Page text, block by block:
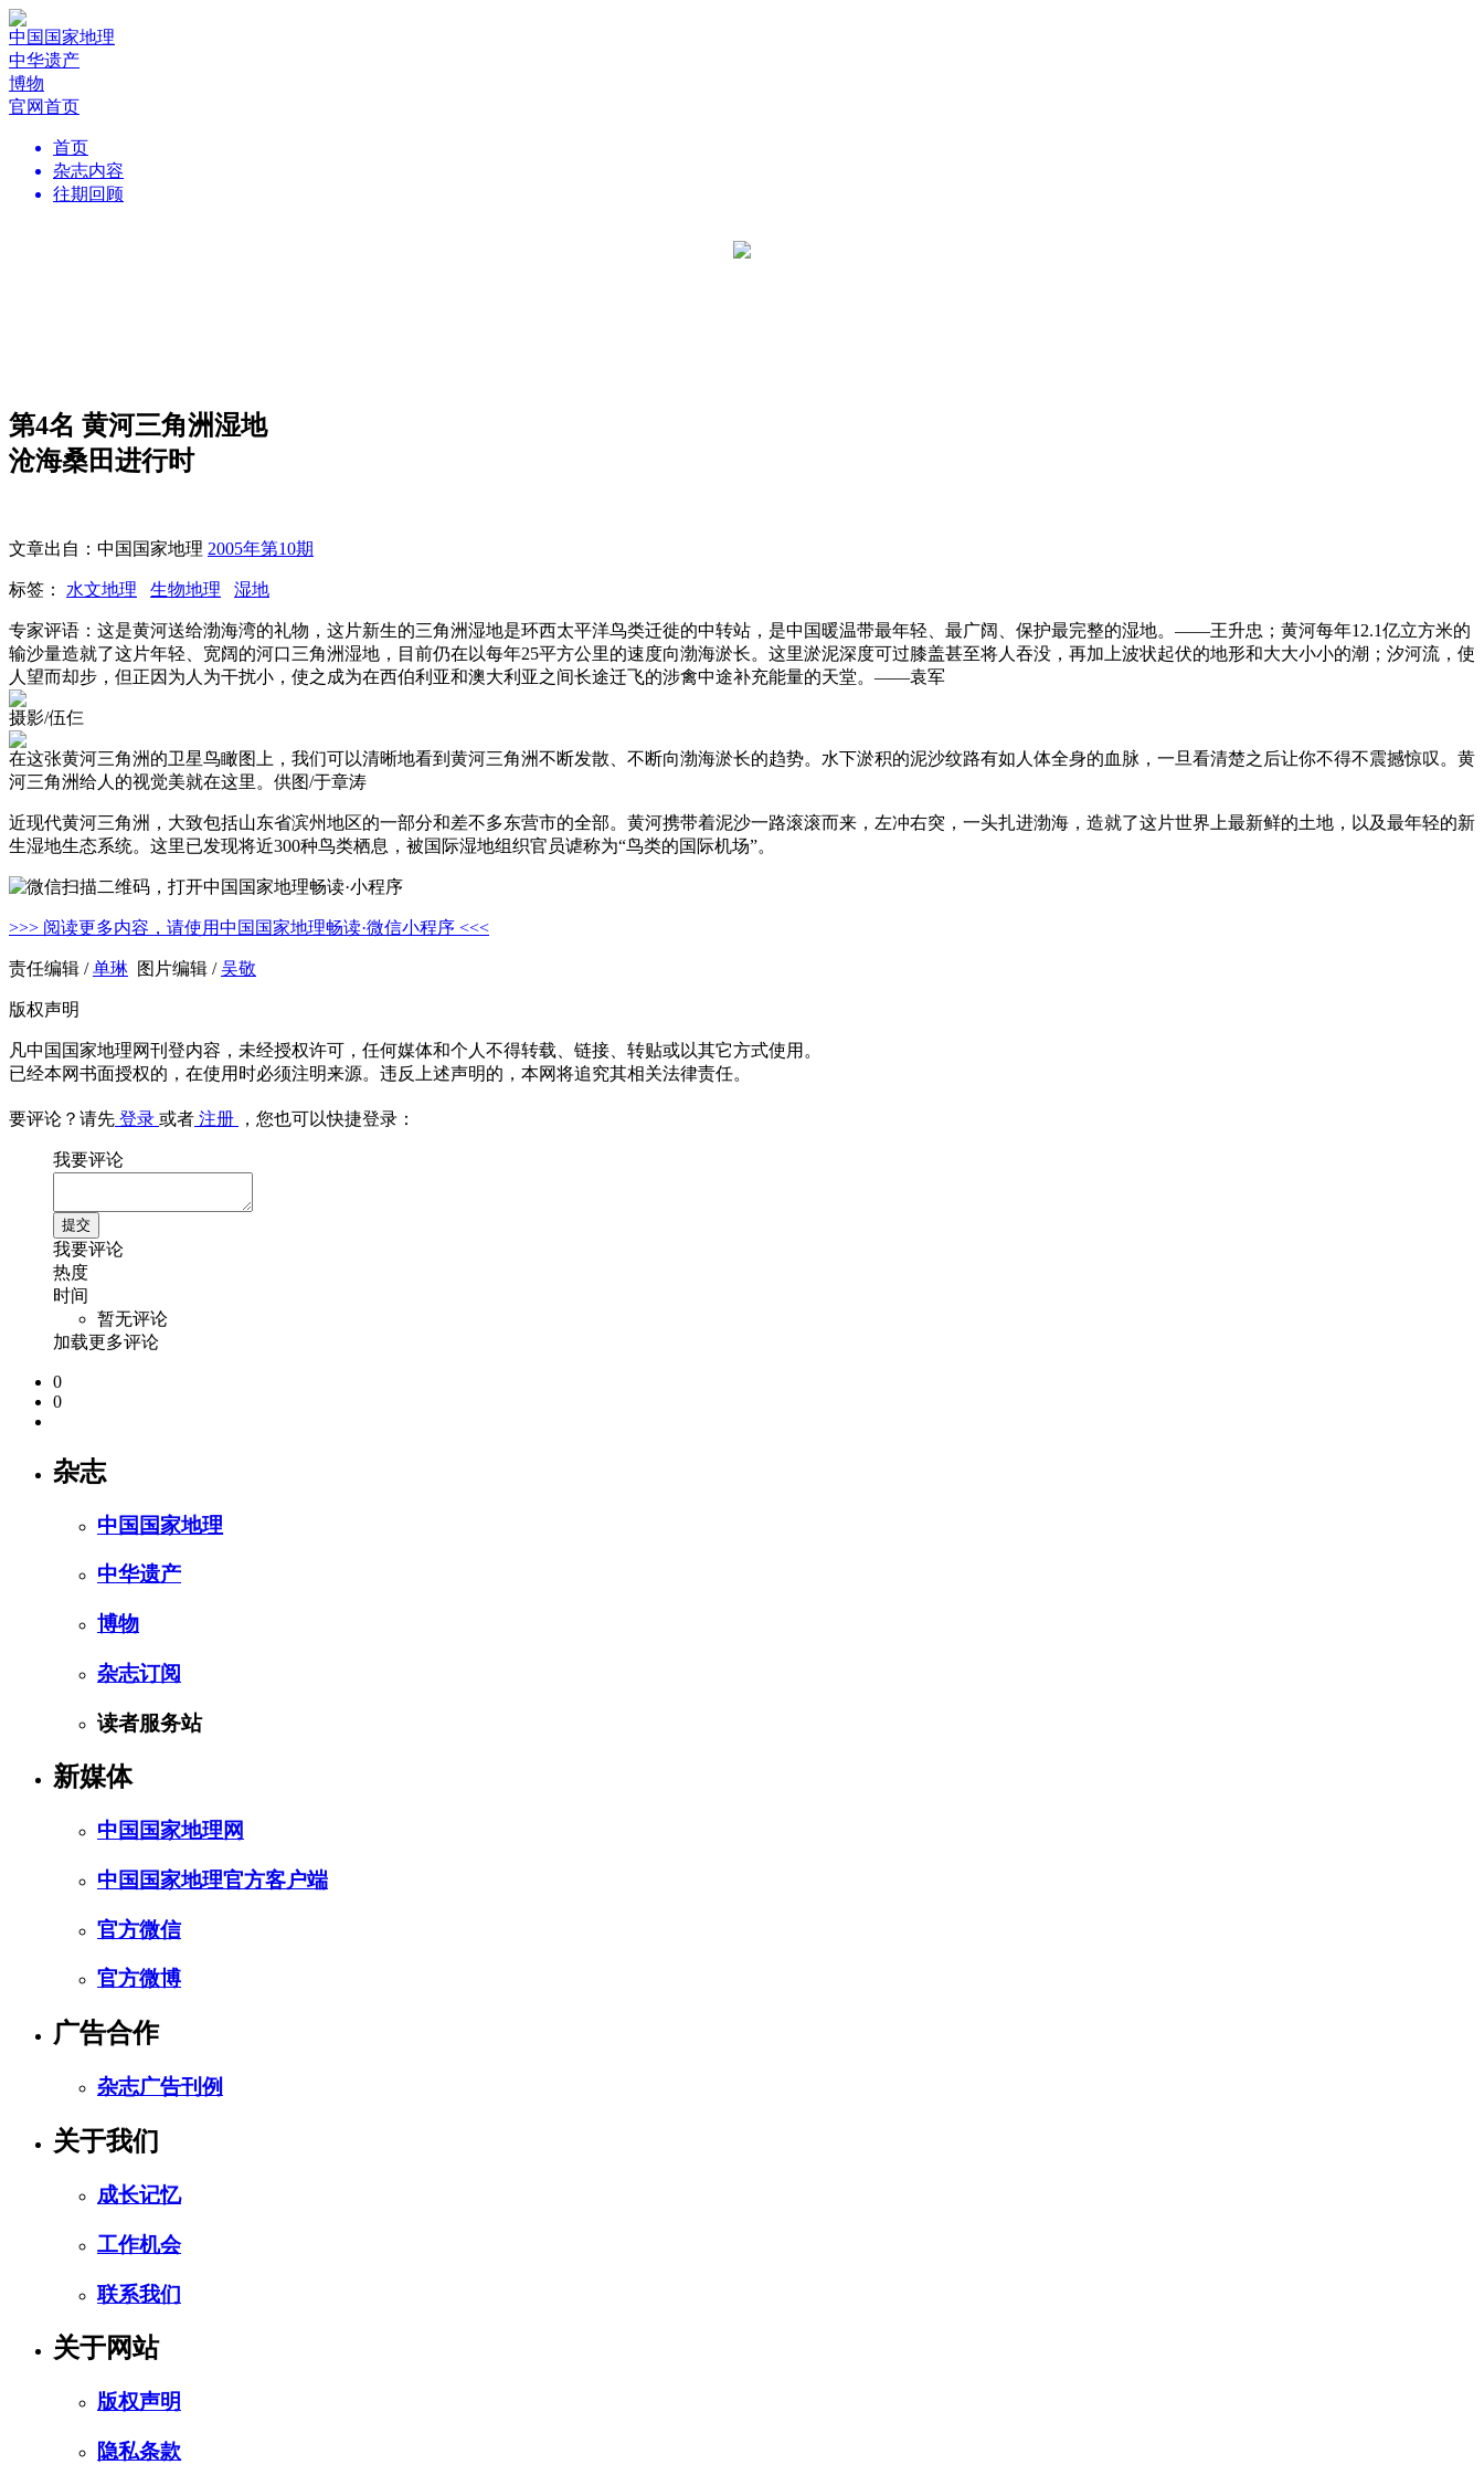
中国国家地理
中华遗产
博物
官网首页
首页
杂志内容
往期回顾
第4名 黄河三角洲湿地
沧海桑田进行时
文章出自：中国国家地理 2005年第10期
标签： 水文地理 生物地理 湿地
专家评语：这是黄河送给渤海湾的礼物，这片新生的三角洲湿地是环西太平洋鸟类迁徙的中转站，是中国暖温带最年轻、最广阔、保护最完整的湿地。——王升忠；黄河每年12.1亿立方米的
输沙量造就了这片年轻、宽阔的河口三角洲湿地，目前仍在以每年25平方公里的速度向渤海淤长。这里淤泥深度可过膝盖甚至将人吞没，再加上波状起伏的地形和大大小小的潮；汐河流，使
人望而却步，但正因为人为干扰小，使之成为在西伯利亚和澳大利亚之间长途迁飞的涉禽中途补充能量的天堂。——袁军
摄影/伍仨
在这张黄河三角洲的卫星鸟瞰图上，我们可以清晰地看到黄河三角洲不断发散、不断向渤海淤长的趋势。水下淤积的泥沙纹路有如人体全身的血脉，一旦看清楚之后让你不得不震撼惊叹。黄
河三角洲给人的视觉美就在这里。供图/于章涛
近现代黄河三角洲，大致包括山东省滨州地区的一部分和差不多东营市的全部。黄河携带着泥沙一路滚滚而来，左冲右突，一头扎进渤海，造就了这片世界上最新鲜的土地，以及最年轻的新
生湿地生态系统。这里已发现将近300种鸟类栖息，被国际湿地组织官员谑称为“鸟类的国际机场”。
>>> 阅读更多内容，请使用中国国家地理畅读·微信小程序 <<<
责任编辑 /单琳 图片编辑 /吴敬
版权声明
凡中国国家地理网刊登内容，未经授权许可，任何媒体和个人不得转载、链接、转贴或以其它方式使用。
已经本网书面授权的，在使用时必须注明来源。违反上述声明的，本网将追究其相关法律责任。
要评论？请先 登录 或者 注册 ，您也可以快捷登录：
我要评论
我要评论
热度
时间
暂无评论
加载更多评论
0
0
杂志
中国国家地理
中华遗产
博物
杂志订阅
读者服务站
新媒体
中国国家地理网
中国国家地理官方客户端
官方微信
官方微博
广告合作
杂志广告刊例
关于我们
成长记忆
工作机会
联系我们
关于网站
版权声明
隐私条款